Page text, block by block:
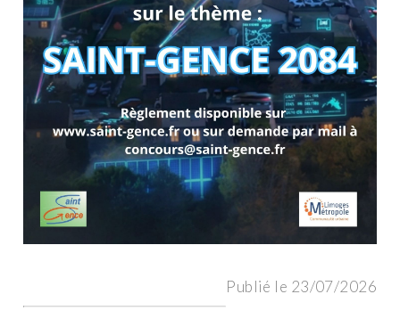
Publié le 23/07/2026